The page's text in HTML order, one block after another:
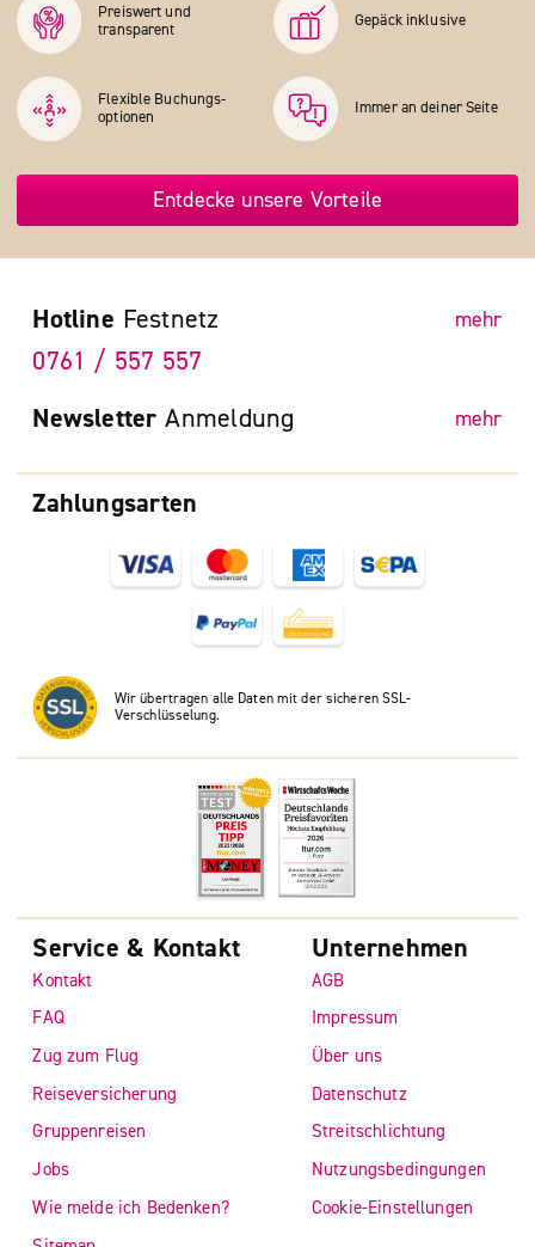
Preiswert und
transparent
Gepäck inklusive
Flexible Buchungs­
optionen
Immer an deiner Seite
Entdecke unsere Vorteile
Zahlungsarten
Wir übertragen alle Daten mit der sicheren SSL-
Verschlüsselung.
Hotline Festnetz mehr
0761 / 557 557
Newsletter Anmeldung mehr
Service & Kontakt
Kontakt
FAQ
Zug zum Flug
Reiseversicherung
Gruppenreisen
Jobs
Wie melde ich Bedenken?
Unternehmen
AGB
Impressum
Über uns
Datenschutz
Streitschlichtung
Nutzungsbedingungen
Cookie-Einstellungen